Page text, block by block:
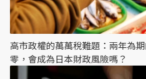
高市政權的萬萬稅難題：兩年為
零，會成為日本財政風險嗎？